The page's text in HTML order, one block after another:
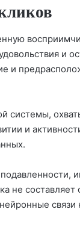
и
и
системы,
и
не составляет